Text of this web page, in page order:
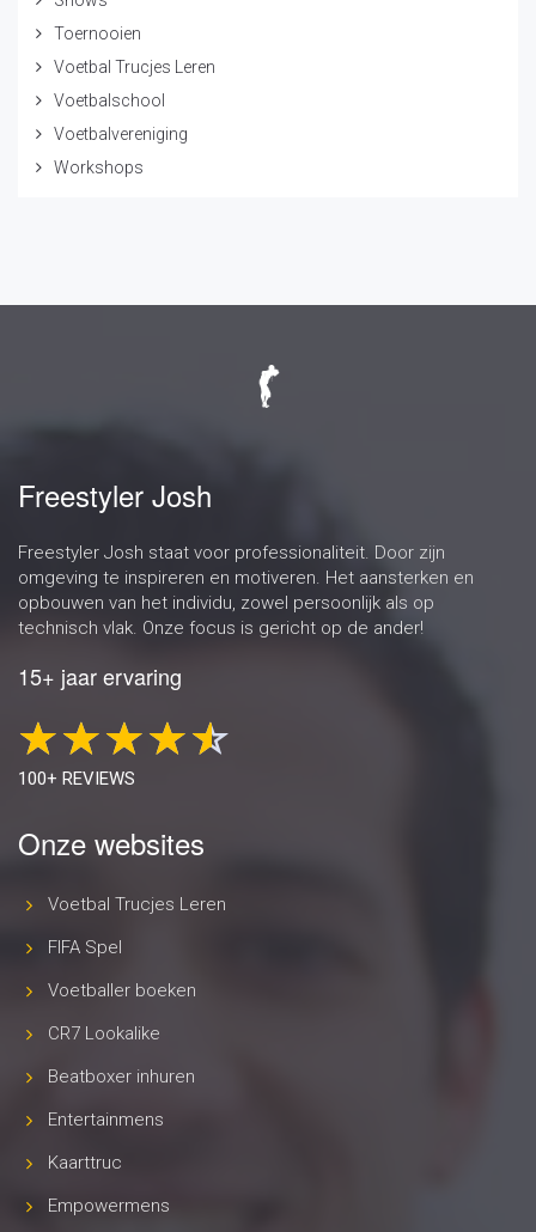
Toernooien
Voetbal Trucjes Leren
Voetbalschool
Voetbalvereniging
Workshops
Freestyler Josh
Freestyler Josh staat voor professionaliteit. Door zijn
omgeving te inspireren en motiveren. Het aansterken en
opbouwen van het individu, zowel persoonlijk als op
technisch vlak. Onze focus is gericht op de ander!
15+ jaar ervaring
100+ REVIEWS
Onze websites
Voetbal Trucjes Leren
FIFA Spel
Voetballer boeken
CR7 Lookalike
Beatboxer inhuren
Entertainmens
Kaarttruc
Empowermens